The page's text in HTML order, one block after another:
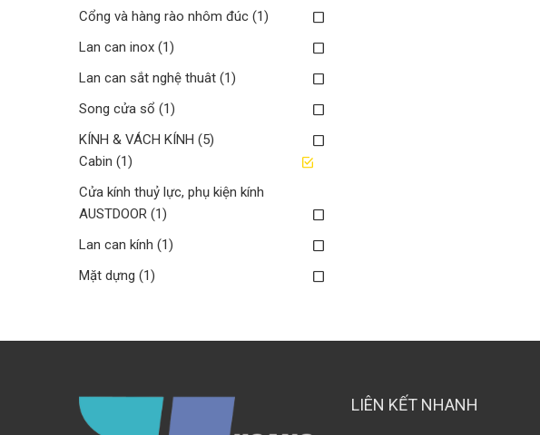
Cổng và hàng rào nhôm đúc (1)
Lan can inox (1)
Lan can sắt nghệ thuât (1)
Song cửa sổ (1)
KÍNH & VÁCH KÍNH (5)
Cabin (1)
Cửa kính thuỷ lực, phụ kiện kính
AUSTDOOR (1)
Lan can kính (1)
Mặt dựng (1)
LIÊN KẾT NHANH